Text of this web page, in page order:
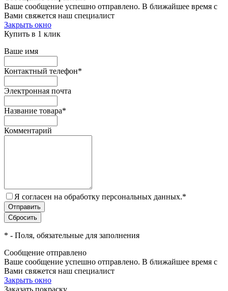
Ваше сообщение успешно отправлено. В ближайшее время с
Вами свяжется наш специалист
Закрыть окно
Купить в 1 клик
Ваше имя
Контактный телефон*
Электронная почта
Название товара*
Комментарий
Я согласен на обработку персональных данных.*
* - Поля, обязательные для заполнения
Сообщение отправлено
Ваше сообщение успешно отправлено. В ближайшее время с
Вами свяжется наш специалист
Закрыть окно